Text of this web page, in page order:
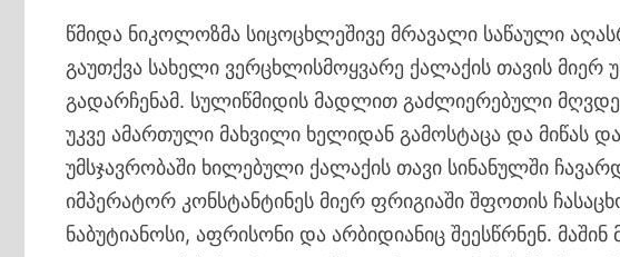
წმიდა ნიკოლოზმა სიცოცხლეშივე მრავალი საწაული
გაუთქვა სახელი ვერცხლისმოყვარე ქალაქის თავის
გადარჩენამ. სულიწმიდის მადლით გაძლიერებული
უკვე ამართული მახვილი ხელიდან გამოსტაცა და მიწას
უმსჯავრობაში ხილებული ქალაქის თავი სინანულში
იმპერატორ კონსტანტინეს მიერ ფრიგიაში შფოთის
ნაბუტიანოსი, აფრისონი და არბიდიანიც შეესწრნენ.